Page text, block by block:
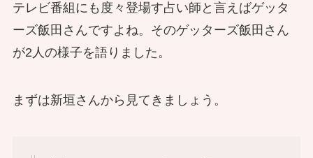
テレビ番組にも度々登場す占い師と言えばゲッタ
ーズ飯田さんですよね。そのゲッターズ飯田さん
が2人の様子を語りました。
まずは新垣さんから見てきましょう。